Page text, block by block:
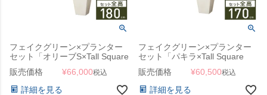
フェイクグリーン×プランター
セット「オリーブS×Tall Square
w/g」[高さ180cm・人工樹木・
人工観葉植物]
販売価格 ¥66,000税込
詳細を見る
フェイクグリーン×プランター
セット「パキラ×Tall Square
w/g」[高さ170cm・人工樹木・
人工観葉植物]
販売価格 ¥60,500税込
詳細を見る